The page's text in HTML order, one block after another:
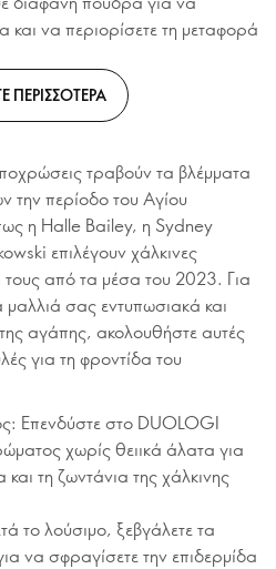
να περιορίσετε τη μεταφορά
ΠΕΡΙΣΣΟΤΕΡΑ
τραβούν τα βλέμματα
την περίοδο του Αγίου
η Halle Bailey, η Sydney
επιλέγουν χάλκινες
από τα μέσα του 2023. Για
μαλλιά σας εντυπωσιακά και
αγάπης, ακολουθήστε αυτές
για τη φροντίδα του
Επενδύστε στο DUOLOGI
χωρίς θειικά άλατα για
και τη ζωντάνια της χάλκινης
το λούσιμο, ξεβγάλετε τα
να σφραγίσετε την επιδερμίδα